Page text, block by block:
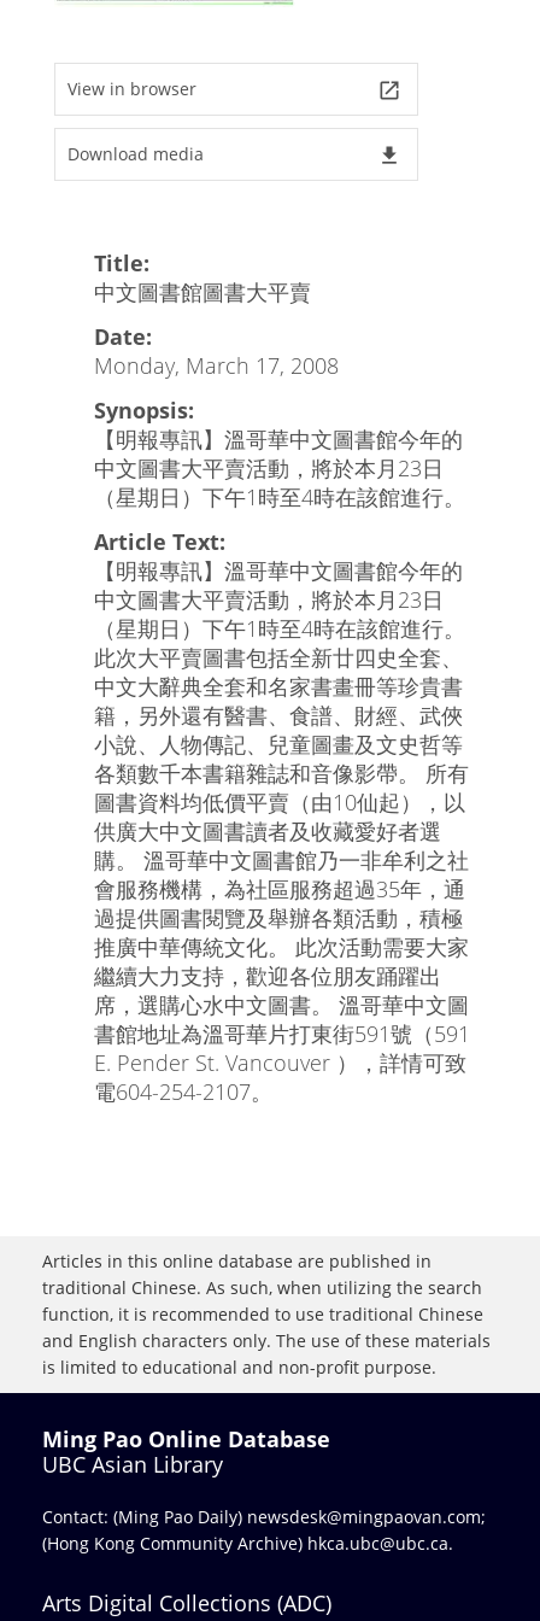
View in browser launch
Download media file_download
Title:
中文圖書館圖書大平賣
Date:
Monday, March 17, 2008
Synopsis:
【明報專訊】溫哥華中文圖書館今年的
中文圖書大平賣活動，將於本月23日
（星期日）下午1時至4時在該館進行。
Article Text:
【明報專訊】溫哥華中文圖書館今年的
中文圖書大平賣活動，將於本月23日
（星期日）下午1時至4時在該館進行。
此次大平賣圖書包括全新廿四史全套、
中文大辭典全套和名家書畫冊等珍貴書
籍，另外還有醫書、食譜、財經、武俠
小說、人物傳記、兒童圖畫及文史哲等
各類數千本書籍雜誌和音像影帶。 所有
圖書資料均低價平賣（由10仙起），以
供廣大中文圖書讀者及收藏愛好者選
購。 溫哥華中文圖書館乃一非牟利之社
會服務機構，為社區服務超過35年，通
過提供圖書閱覽及舉辦各類活動，積極
推廣中華傳統文化。 此次活動需要大家
繼續大力支持，歡迎各位朋友踊躍出
席，選購心水中文圖書。 溫哥華中文圖
書館地址為溫哥華片打東街591號（591
E. Pender St. Vancouver ），詳情可致
電604-254-2107。
Articles in this online database are published in
traditional Chinese. As such, when utilizing the search
function, it is recommended to use traditional Chinese
and English characters only. The use of these materials
is limited to educational and non-profit purpose.
Ming Pao Online Database
UBC Asian Library
Contact: (Ming Pao Daily) newsdesk@mingpaovan.com;
(Hong Kong Community Archive) hkca.ubc@ubc.ca.
Arts Digital Collections (ADC)